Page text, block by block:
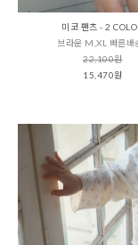
미코 팬츠 - 2
브라운 M,XL 빠른배
22,100원
15,470원